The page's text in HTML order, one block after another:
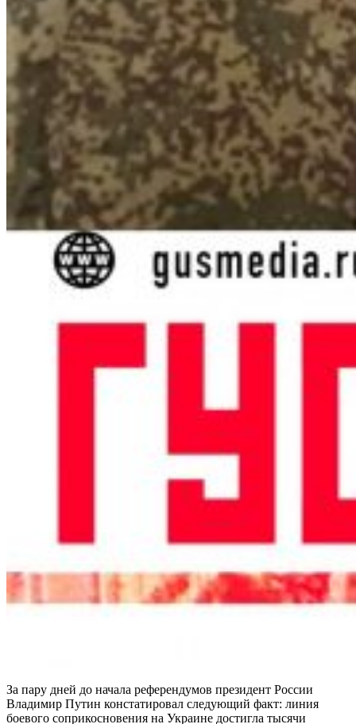
За пару дней до начала референдумов президент России
Владимир Путин констатировал следующий факт: линия
боевого соприкосновения на Украине достигла тысячи